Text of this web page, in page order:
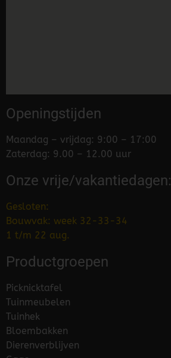
Openingstijden
Maandag – vrijdag: 9:00 – 17:00
Zaterdag: 9.00 – 12.00 uur
Onze vrije/vakantiedagen:
Gesloten:
Bouwvak: week 32-33-34
1 t/m 22 aug.
Productgroepen
Picknicktafel
Tuinmeubelen
Tuinhek
Bloembakken
Dierenverblijven